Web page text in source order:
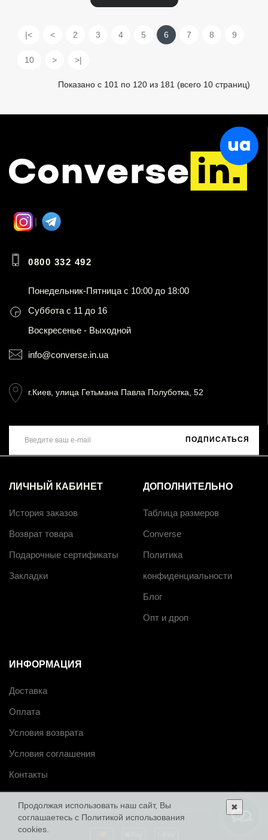
|< < 2 3 4 5 6 7 8 9
10 > >|
Показано с 101 по 120 из 181 (всего 10 страниц)
0800 332 492
Понедельник-Пятница с 10:00 до 18:00
Суббота с 11 до 16
Воскресенье - Выходной
info@converse.in.ua
г.Киев, улица Гетьмана Павла Полуботка, 52
ПОДПИСАТЬСЯ
ЛИЧНЫЙ КАБИНЕТ
История заказов
Возврат товара
Подарочные сертификаты
Закладки
ДОПОЛНИТЕЛЬНО
Таблица размеров
Converse
Политика
конфиденциальности
Блог
Опт и дроп
ИНФОРМАЦИЯ
Доставка
Оплата
Условия возврата
Условия соглашения
Контакты
Интернет магазин Converse Украина
Продолжая использовать наш сайт, Вы
соглашаетесь с Политикой использования
cookies.
✖